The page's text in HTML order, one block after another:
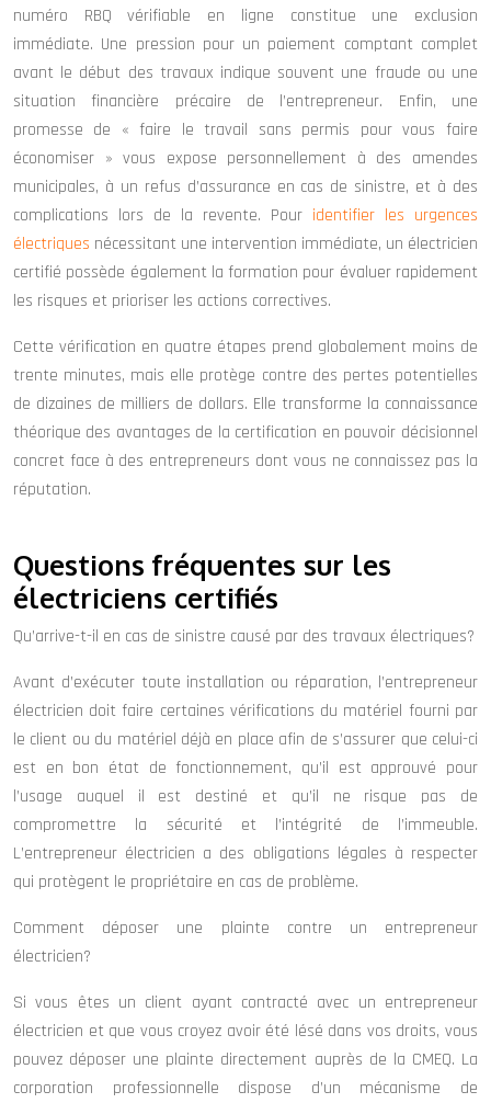
numéro RBQ vérifiable en ligne constitue une exclusion
immédiate. Une pression pour un paiement comptant complet
avant le début des travaux indique souvent une fraude ou une
situation financière précaire de l’entrepreneur. Enfin, une
promesse de « faire le travail sans permis pour vous faire
économiser » vous expose personnellement à des amendes
municipales, à un refus d’assurance en cas de sinistre, et à des
complications lors de la revente. Pour identifier les urgences
électriques nécessitant une intervention immédiate, un électricien
certifié possède également la formation pour évaluer rapidement
les risques et prioriser les actions correctives.
Cette vérification en quatre étapes prend globalement moins de
trente minutes, mais elle protège contre des pertes potentielles
de dizaines de milliers de dollars. Elle transforme la connaissance
théorique des avantages de la certification en pouvoir décisionnel
concret face à des entrepreneurs dont vous ne connaissez pas la
réputation.
Questions fréquentes sur les
électriciens certifiés
Qu’arrive-t-il en cas de sinistre causé par des travaux électriques?
Avant d’exécuter toute installation ou réparation, l’entrepreneur
électricien doit faire certaines vérifications du matériel fourni par
le client ou du matériel déjà en place afin de s’assurer que celui-ci
est en bon état de fonctionnement, qu’il est approuvé pour
l’usage auquel il est destiné et qu’il ne risque pas de
compromettre la sécurité et l’intégrité de l’immeuble.
L’entrepreneur électricien a des obligations légales à respecter
qui protègent le propriétaire en cas de problème.
Comment déposer une plainte contre un entrepreneur
électricien?
Si vous êtes un client ayant contracté avec un entrepreneur
électricien et que vous croyez avoir été lésé dans vos droits, vous
pouvez déposer une plainte directement auprès de la CMEQ. La
corporation professionnelle dispose d’un mécanisme de